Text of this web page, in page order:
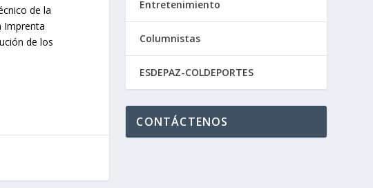
de la
Imprenta
de los
Entretenimiento
Columnistas
ESDEPAZ-COLDEPORTES
CONTÁCTENOS